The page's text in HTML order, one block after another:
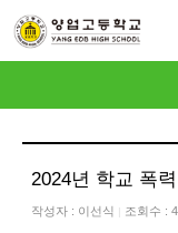
2024년 학교 폭
작성자 : 이선식 | 조회수 :